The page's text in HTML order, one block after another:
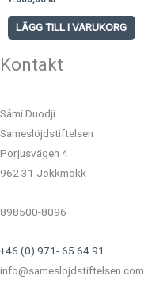
LÄGG TILL I VARUKORG
Kontakt
Sámi Duodji
Sameslöjdstiftelsen
Porjusvägen 4
962 31 Jokkmokk
898500-8096
+46 (0) 971- 65 64 91
info@sameslojdstiftelsen.com